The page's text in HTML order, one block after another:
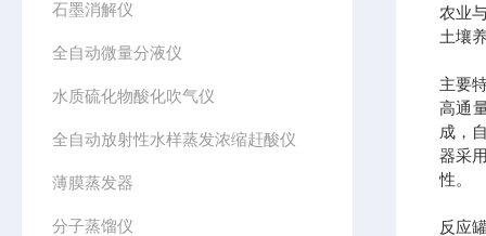
石墨消解仪
全自动微量分液仪
水质硫化物酸化吹气仪
全自动放射性水样蒸发浓缩赶酸仪
薄膜蒸发器
分子蒸馏仪
农业
土壤
主要
高通
成，
器采
性。
反应